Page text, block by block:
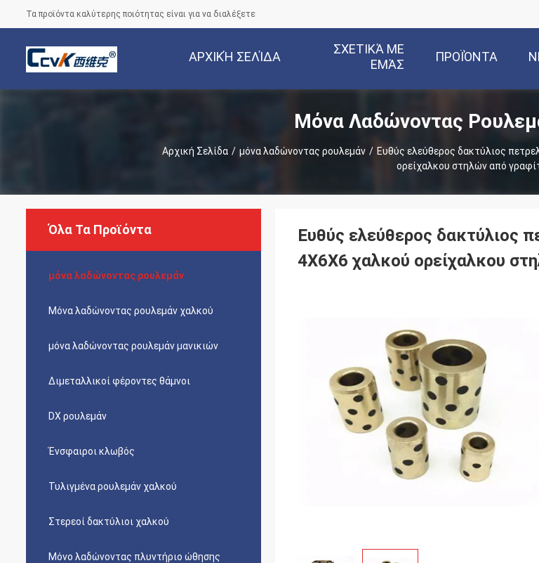
Τα προϊόντα καλύτερης ποιότητας είναι για να διαλέξετε
ΑΡΧΙΚΉ ΣΕΛΊΔΑ
ΣΧΕΤΙΚΆ ΜΕ
ΕΜΆΣ
ΠΡΟΪΌΝΤΑ
Μόνα Λαδώνοντας
Αρχική Σελίδα / μόνα λαδώνοντας ρουλεμάν / Ευθύς ελεύθερος δακτύλιος
ορείχαλκου στηλών από
Όλα Τα Προϊόντα
μόνα λαδώνοντας ρουλεμάν
Μόνα λαδώνοντας ρουλεμάν χαλκού
μόνα λαδώνοντας ρουλεμάν μανικιών
Διμεταλλικοί φέροντες θάμνοι
DX ρουλεμάν
Ένσφαιροι κλωβός
Τυλιγμένα ρουλεμάν χαλκού
Στερεοί δακτύλιοι χαλκού
Μόνο λαδώνοντας πλυντήριο ώθησης
Ευθύς ελεύθερος δακτύλιος
4X6X6 χαλκού ορείχαλκου